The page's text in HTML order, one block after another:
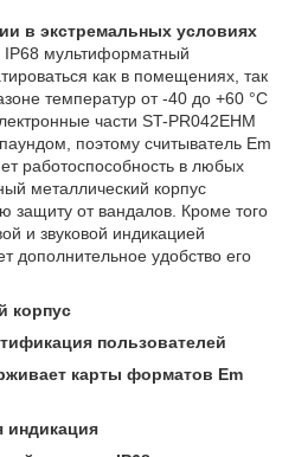
в экстремальных условиях
IP68 мультиформатный
как в помещениях, так
температур от -40 до +60 °С
части ST-PR042EHM
поэтому считыватель Em
работоспособность в любых
металлический корпус
защиту от вандалов. Кроме того
и звуковой индикацией
дополнительное удобство его
корпус
пользователей
карты форматов Em
индикация